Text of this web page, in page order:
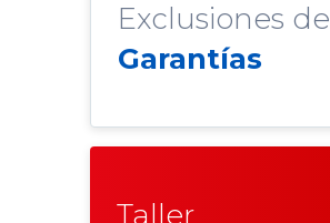
Exclusiones de
Garantías
Taller